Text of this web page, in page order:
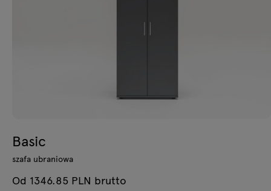
Basic
szafa ubraniowa
Od 1346.85 PLN brutto